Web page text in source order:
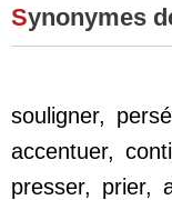
Synonymes
souligner,
accentuer,
presser, prier,